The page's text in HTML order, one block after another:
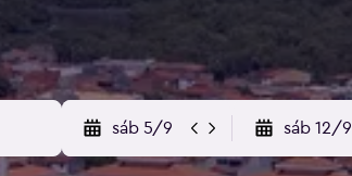
sáb 5/9 sáb 12/9